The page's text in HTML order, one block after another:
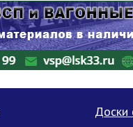
Доски